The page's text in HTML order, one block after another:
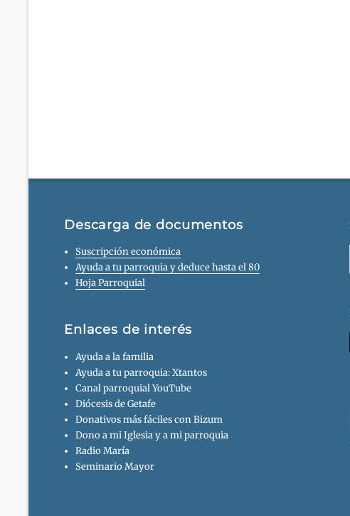
Descarga de documentos
Suscripción económica
Ayuda a tu parroquia y deduce hasta el 80
Hoja Parroquial
Enlaces de interés
Ayuda a la familia
Ayuda a tu parroquia: Xtantos
Canal parroquial YouTube
Diócesis de Getafe
Donativos más fáciles con Bizum
Dono a mi Iglesia y a mi parroquia
Radio María
Seminario Mayor